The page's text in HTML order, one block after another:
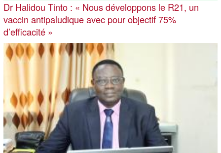
Dr Halidou Tinto : « Nous développons le R21, un
vaccin antipaludique avec pour objectif 75%
d’efficacité »